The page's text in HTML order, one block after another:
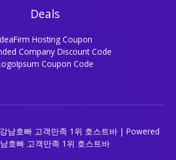
Deals
Hosting Coupon
Company Discount Code
Coupon Code
남호빠 고객만족 1위 호스트바 | Powered
호빠 고객만족 1위 호스트바